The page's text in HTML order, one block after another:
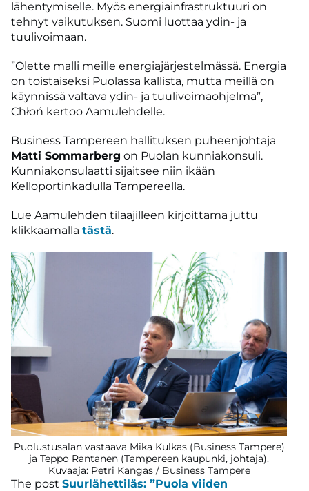
lähentymiselle. Myös energiainfrastruktuuri on
tehnyt vaikutuksen. Suomi luottaa ydin- ja
tuulivoimaan.
”Olette malli meille energiajärjestelmässä. Energia
on toistaiseksi Puolassa kallista, mutta meillä on
käynnissä valtava ydin- ja tuulivoimaohjelma”,
Chłoń kertoo Aamulehdelle.
Business Tampereen hallituksen puheenjohtaja
Matti Sommarberg on Puolan kunniakonsuli.
Kunniakonsulaatti sijaitsee niin ikään
Kelloportinkadulla Tampereella.
Lue Aamulehden tilaajilleen kirjoittama juttu
klikkaamalla tästä.
Puolustusalan vastaava Mika Kulkas (Business Tampere)
ja Teppo Rantanen (Tampereen kaupunki, johtaja).
Kuvaaja: Petri Kangas / Business Tampere
The post Suurlähettiläs: ”Puola viiden